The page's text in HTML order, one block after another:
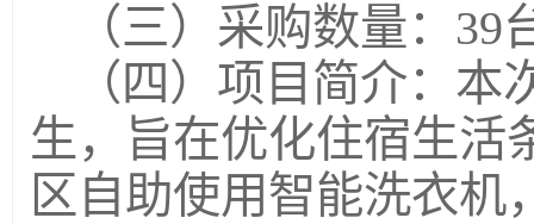
（三）采购数量：
（四）项目简介：
生，旨在优化住宿生活
区自助使用智能洗衣机